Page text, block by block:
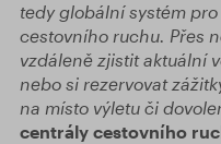
tedy globální systém
cestovního ruchu. Přes
vzdáleně zjistit aktuální
nebo si rezervovat
na místo výletu či
centrály cestovního